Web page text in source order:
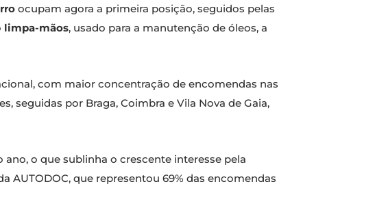
ocupam agora a primeira posição, seguidos pelas
limpa-mãos, usado para a manutenção de óleos, a
com maior concentração de encomendas nas
seguidas por Braga, Coimbra e Vila Nova de Gaia,
o que sublinha o crescente interesse pela
AUTODOC, que representou 69% das encomendas